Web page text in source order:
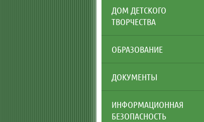
ДОМ ДЕТСКОГО
ТВОРЧЕСТВА
ОБРАЗОВАНИЕ
ДОКУМЕНТЫ
ИНФОРМАЦИОННАЯ
БЕЗОПАСНОСТЬ